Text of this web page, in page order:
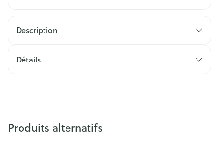
Description
Détails
Produits alternatifs